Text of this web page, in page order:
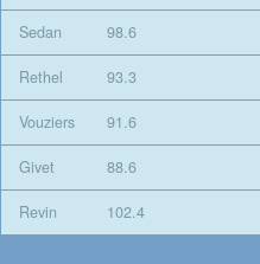
Sedan 98.6
Rethel 93.3
Vouziers 91.6
Givet 88.6
Revin 102.4